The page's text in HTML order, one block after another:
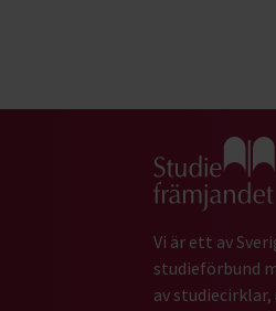
Gå till
Vi är ett av
studieförbund
av